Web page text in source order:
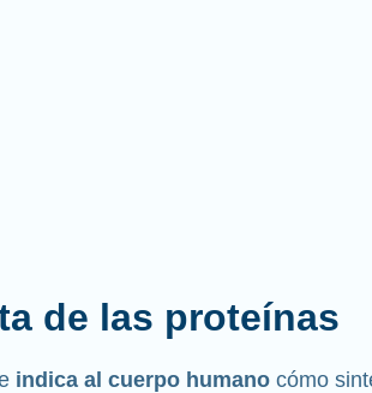
de las proteínas
indica al cuerpo humano cómo